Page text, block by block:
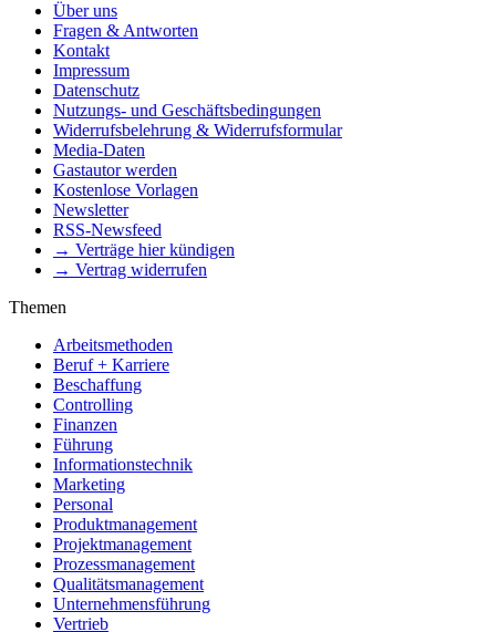
Über uns
Fragen & Antworten
Kontakt
Impressum
Datenschutz
Nutzungs- und Geschäftsbedingungen
Widerrufsbelehrung & Widerrufsformular
Media-Daten
Gastautor werden
Kostenlose Vorlagen
Newsletter
RSS-Newsfeed
→ Verträge hier kündigen
→ Vertrag widerrufen
Themen
Arbeitsmethoden
Beruf + Karriere
Beschaffung
Controlling
Finanzen
Führung
Informationstechnik
Marketing
Personal
Produktmanagement
Projektmanagement
Prozessmanagement
Qualitätsmanagement
Unternehmensführung
Vertrieb